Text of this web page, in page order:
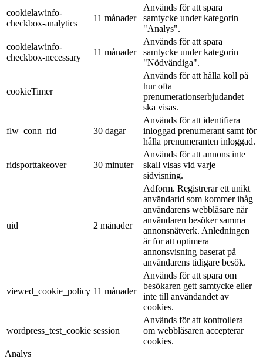
cookielawinfo-
checkbox-analytics
11 månader
Används för att spara
samtycke under kategorin
"Analys".
cookielawinfo-
checkbox-necessary
11 månader
Används för att spara
samtycke under kategorin
"Nödvändiga".
cookieTimer
Används för att hålla koll på
hur ofta
prenumerationserbjudandet
ska visas.
flw_conn_rid 30 dagar
Används för att identifiera
inloggad prenumerant samt för
hålla prenumeranten inloggad.
ridsporttakeover 30 minuter
Används för att annons inte
skall visas vid varje
sidvisning.
uid 2 månader
Adform. Registrerar ett unikt
användarid som kommer ihåg
användarens webbläsare när
användaren besöker samma
annonsnätverk. Anledningen
är för att optimera
annonsvisning baserat på
användarens tidigare besök.
viewed_cookie_policy 11 månader
Används för att spara om
besökaren gett samtycke eller
inte till användandet av
cookies.
wordpress_test_cookie session
Används för att kontrollera
om webbläsaren accepterar
cookies.
Analys